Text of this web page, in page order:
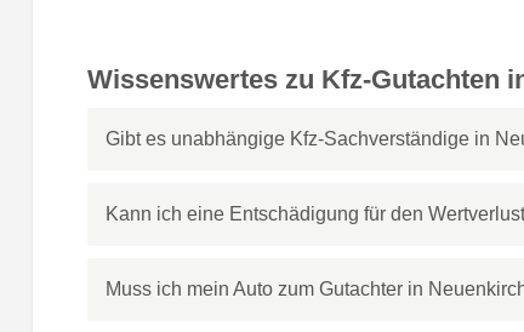
Wissenswertes zu Kfz-Gutachten
Gibt es unabhängige Kfz-Sachverständige in
Kann ich eine Entschädigung für den
Muss ich mein Auto zum Gutachter in